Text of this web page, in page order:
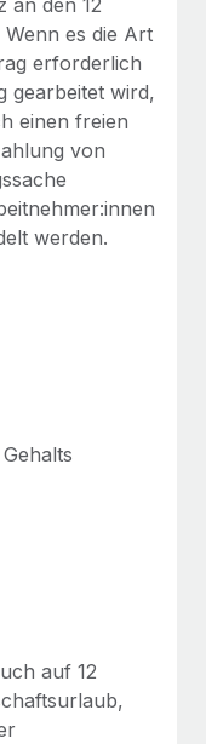
mit
Management
Unternehmen
in 19 Ländern
es die Art
erforderlich
gearbeitet wird,
einen freien
von
werden.
auf 12